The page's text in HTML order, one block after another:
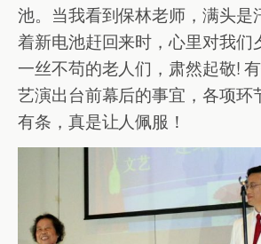
池。当我看到保林老师，满头是
着新电池赶回来时，心里对我们
一丝不苟的老人们，肃然起敬!
艺演出台前幕后的事宜，各项环
有条，真是让人佩服！